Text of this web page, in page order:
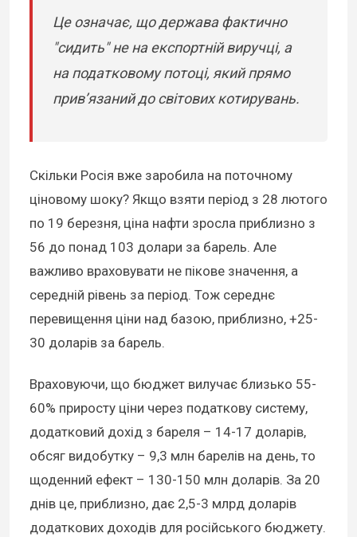
Це означає, що держава фактично
"сидить" не на експортній виручці, а
на податковому потоці, який прямо
прив’язаний до світових котирувань.
Скільки Росія вже заробила на поточному
ціновому шоку? Якщо взяти період з 28 лютого
по 19 березня, ціна нафти зросла приблизно з
56 до понад 103 долари за барель. Але
важливо враховувати не пікове значення, а
середній рівень за період. Тож середнє
перевищення ціни над базою, приблизно, +25-
30 доларів за барель.
Враховуючи, що бюджет вилучає близько 55-
60% приросту ціни через податкову систему,
додатковий дохід з бареля – 14-17 доларів,
обсяг видобутку – 9,3 млн барелів на день, то
щоденний ефект – 130-150 млн доларів. За 20
днів це, приблизно, дає 2,5-3 млрд доларів
додаткових доходів для російського бюджету.